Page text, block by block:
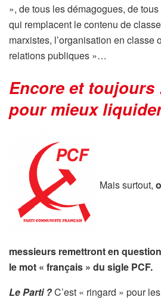
», de tous les démagogues, de
qui remplacent le contenu de
marxistes, l’organisation en classe
relations publiques »…
Encore et toujours
pour mieux
Mais surtout,
messieurs remettront en
le mot « français » du sigle PCF.
Le Parti ?C’est « ringard » pour